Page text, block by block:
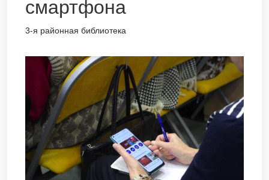
смартфона
3-я районная библиотека